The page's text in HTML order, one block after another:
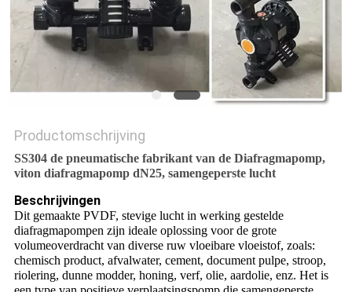
Productomschrijving
SS304 de pneumatische fabrikant van de Diafragmapomp,
viton diafragmapomp dN25, samengeperste lucht
Beschrijvingen
Dit gemaakte PVDF, stevige lucht in werking gestelde
diafragmapompen zijn ideale oplossing voorde grote
volumeoverdracht van diverse ruw vloeibare vloeistof, zoals:
chemisch product, afvalwater, cement, document pulpe, stroop,
riolering, dunne modder, honing, verf, olie, aardolie, enz. Het is